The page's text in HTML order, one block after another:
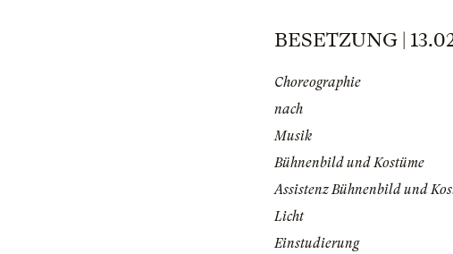
BESETZUNG |
Choreographie
nach
Musik
Bühnenbild und Kostüme
Assistenz Bühnenbild und
Licht
Einstudierung